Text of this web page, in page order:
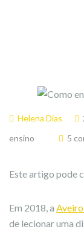
Helena Dias
ensino
5
Este artigo pode
Em 2018, a
de lecionar uma